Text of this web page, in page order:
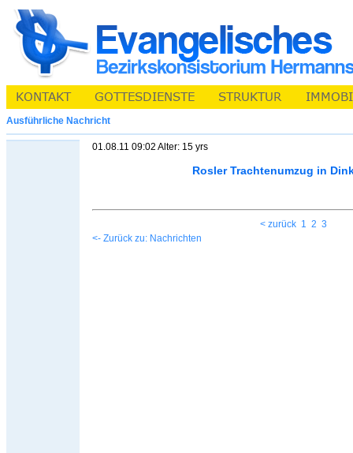
Ausführliche Nachricht
01.08.11 09:02 Alter: 15 yrs
Rosler Trachtenumzug in
< zurück 1 2 3
<- Zurück zu: Nachrichten